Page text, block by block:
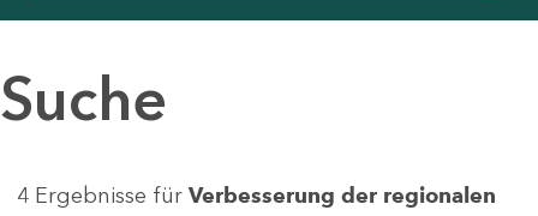
Suche
4 Ergebnisse für Verbesserung der regionalen